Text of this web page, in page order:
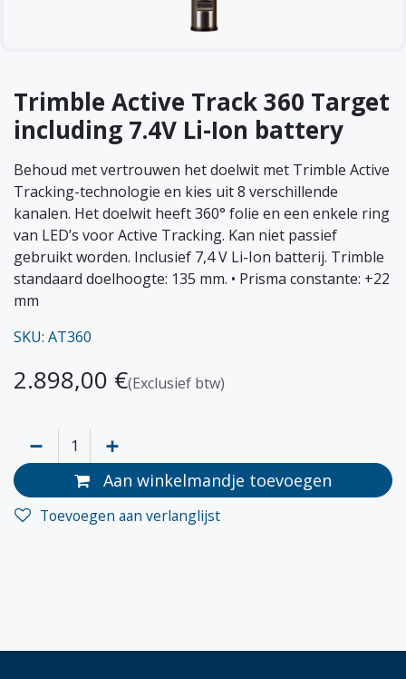
Trimble Active Track 360 Target
including 7.4V Li-Ion battery
Behoud met vertrouwen het doelwit met Trimble Active
Tracking-technologie en kies uit 8 verschillende
kanalen. Het doelwit heeft 360° folie en een enkele ring
van LED’s voor Active Tracking. Kan niet passief
gebruikt worden. Inclusief 7,4 V Li-Ion batterij. Trimble
standaard doelhoogte: 135 mm. • Prisma constante: +22
mm
SKU: AT360
2.898,00 €(Exclusief btw)
Aan winkelmandje toevoegen
Toevoegen aan verlanglijst